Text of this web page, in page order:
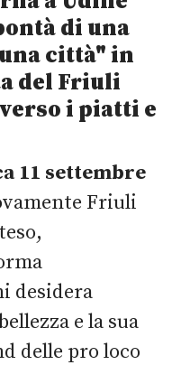
di una
città" in
del Friuli
i piatti e
11 settembre
Friuli
desidera
e la sua
delle pro loco